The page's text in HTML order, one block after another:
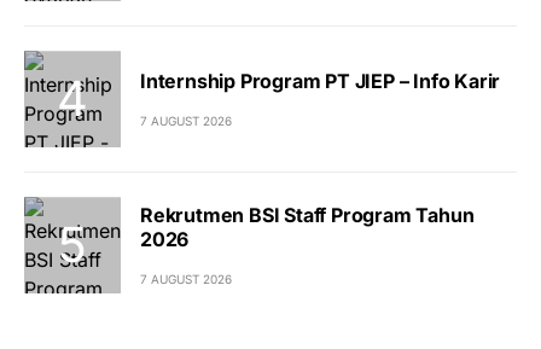
Internship Program PT JIEP – Info Karir
7 AUGUST 2026
Rekrutmen BSI Staff Program Tahun
2026
7 AUGUST 2026